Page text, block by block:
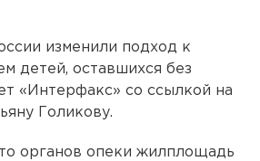
изменили подход к
детей, оставшихся без
«Интерфакс» со ссылкой на
Голикову.
органов опеки жилплощадь